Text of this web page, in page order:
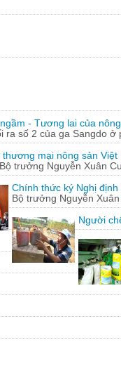
- Tương lai của
ra số 2 của ga Sangdo ở
mại nông sản Việt
trưởng Nguyễn Xuân
Chính thức ký Nghị
Bộ trưởng Nguyễn
Người